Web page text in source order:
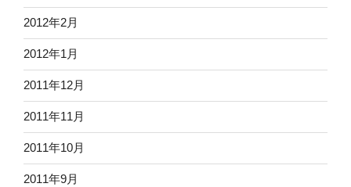
2012年2月
2012年1月
2011年12月
2011年11月
2011年10月
2011年9月